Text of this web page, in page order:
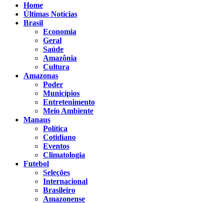
Home
Últimas Notícias
Brasil
Economia
Geral
Saúde
Amazônia
Cultura
Amazonas
Poder
Municípios
Entretenimento
Meio Ambiente
Manaus
Política
Cotidiano
Eventos
Climatologia
Futebol
Seleções
Internacional
Brasileiro
Amazonense